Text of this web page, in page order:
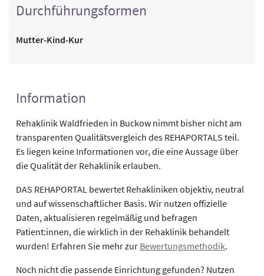
Durchführungsformen
Mutter-Kind-Kur
Information
Rehaklinik Waldfrieden in Buckow nimmt bisher nicht am
transparenten Qualitätsvergleich des REHAPORTALS teil.
Es liegen keine Informationen vor, die eine Aussage über
die Qualität der Rehaklinik erlauben.
DAS REHAPORTAL bewertet Rehakliniken objektiv, neutral
und auf wissenschaftlicher Basis. Wir nutzen offizielle
Daten, aktualisieren regelmäßig und befragen
Patient:innen, die wirklich in der Rehaklinik behandelt
wurden! Erfahren Sie mehr zur Bewertungsmethodik.
Noch nicht die passende Einrichtung gefunden? Nutzen